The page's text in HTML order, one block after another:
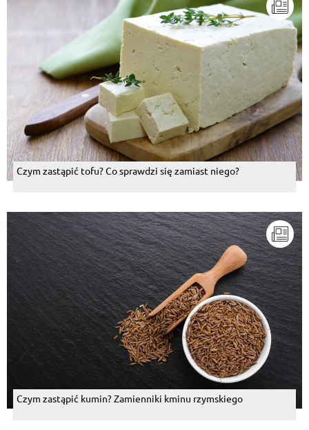
Czym zastąpić tofu? Co sprawdzi się zamiast niego?
Czym zastąpić kumin? Zamienniki kminu rzymskiego